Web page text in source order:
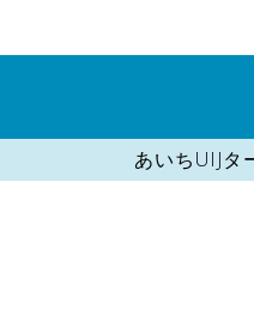
あいちUIJタ